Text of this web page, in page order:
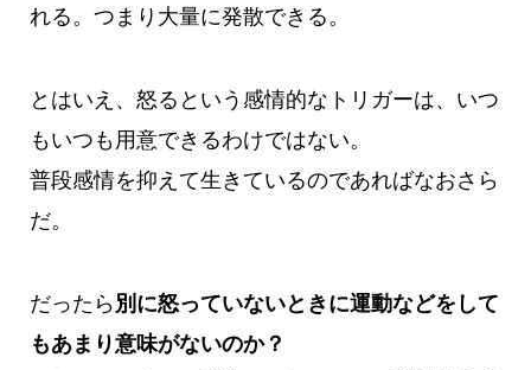
れる。つまり大量に発散できる。
とはいえ、怒るという感情的なトリガーは、いつ
もいつも用意できるわけではない。
普段感情を抑えて生きているのであればなおさら
だ。
だったら 別に怒っていないときに運動などをして
もあまり意味がないのか？